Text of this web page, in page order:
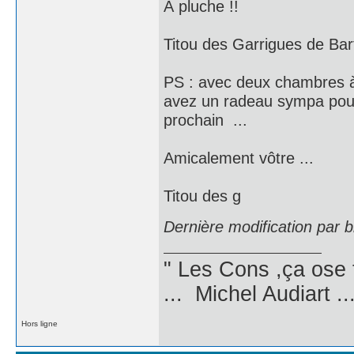
À pluche !!
Titou des Garrigues de
PS : avec deux chambres
avez un radeau sympa
prochain ...
Amicalement vôtre ...
Titou des g
Dernière modification par
" Les Cons ,ça
... Michel Audiart
Hors ligne